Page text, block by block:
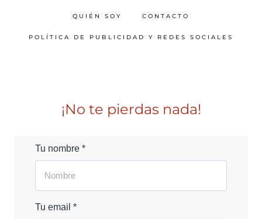
QUIÉN SOY CONTACTO
POLÍTICA DE PUBLICIDAD Y REDES SOCIALES
¡No te pierdas nada!
Tu nombre *
Tu email *